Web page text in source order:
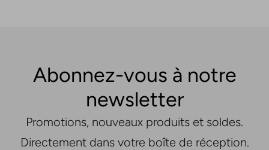
Abonnez-vous à notre
newsletter
Promotions, nouveaux produits et soldes.
Directement dans votre boîte de réception.